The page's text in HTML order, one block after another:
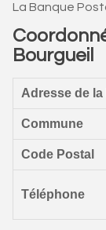
La Banque
Bourgueil
Adresse de la
Commune
Code Postal
Téléphone